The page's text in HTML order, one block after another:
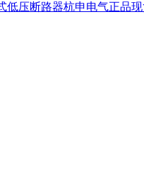
低压断路器杭申电气正品